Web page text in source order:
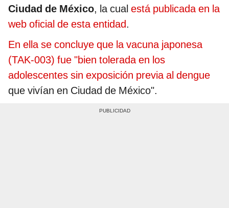
Ciudad de México, la cual está publicada en la
web oficial de esta entidad.
En ella se concluye que la vacuna japonesa
(TAK-003) fue "bien tolerada en los
adolescentes sin exposición previa al dengue
que vivían en Ciudad de México".